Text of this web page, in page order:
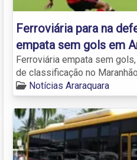
Ferroviária para na
empata sem gols em
Ferroviária empata sem
de classificação no
Notícias Araraquara